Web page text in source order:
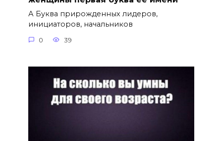
А Буква прирожденных лидеров,
инициаторов, начальников
0 39